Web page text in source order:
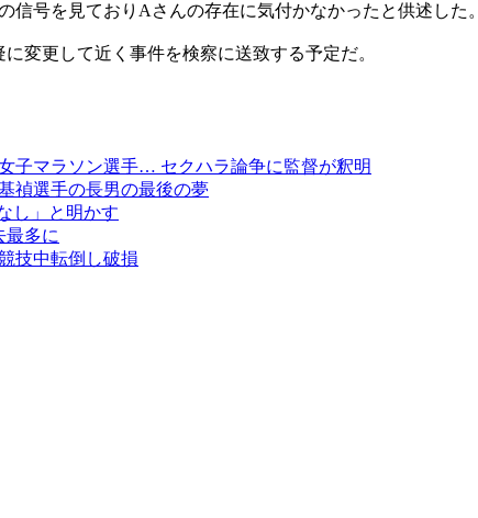
信号を見ておりAさんの存在に気付かなかったと供述した。
変更して近く事件を検察に送致する予定だ。
子マラソン選手… セクハラ論争に監督が釈明
禎選手の長男の最後の夢
し」と明かす
最多に
技中転倒し破損